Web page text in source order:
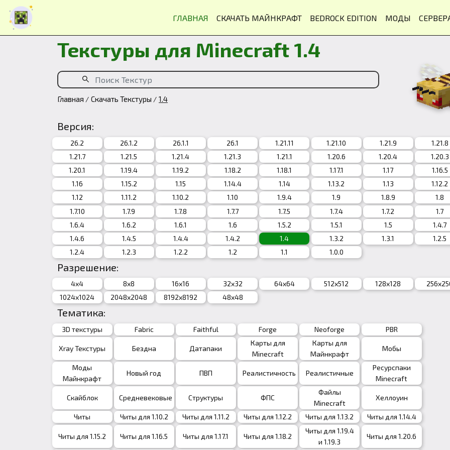
ГЛАВНАЯ СКАЧАТЬ МАЙНКРАФТ BEDROCK EDITION МОДЫ
Текстуры для Minecraft 1.4
Главная Скачать Текстуры 1.4
Версия:
26.2 26.1.2 26.1.1 26.1 1.21.11 1.21.10 1.21.9
1.21.8
1.21.7
1.21.5 1.21.4 1.21.3 1.21.1 1.20.6 1.20.4
1.20.3
1.20.1
1.19.4 1.19.2 1.18.2 1.18.1 1.17.1 1.17
1.16.5
1.16
1.15.2 1.15 1.14.4 1.14 1.13.2 1.13
1.12.2
1.12
1.11.2 1.10.2 1.10 1.9.4 1.9 1.8.9
1.8
1.7.10
1.7.9 1.7.8 1.7.7 1.7.5 1.7.4 1.7.2
1.7
1.6.4
1.6.2 1.6.1 1.6 1.5.2 1.5.1 1.5
1.4.7
1.4.6
1.4.5 1.4.4 1.4.2 1.4 1.3.2 1.3.1
1.2.5
1.2.4
1.2.3 1.2.2 1.2 1.1 1.0.0
Разрешение:
4x4 8x8 16x16 32x32 64x64 512x512 128x128
1024x1024
2048x2048 8192x8192 48x48
Тематика:
3D текстуры Fabric Faithful Forge Neoforge PBR
Xray Текстуры Бездна Датапаки
Карты для
Minecraft
Карты для
Майнкрафт
Мобы
Моды
Майнкрафт
Новый год ПВП Реалистичность Реалистичные
Ресурспаки
Minecraft
Скайблок Средневековые Структуры ФПС
Файлы
Minecraft
Хеллоуин
Читы Читы для 1.10.2 Читы для 1.11.2 Читы для 1.12.2 Читы для 1.13.2 Читы для 1.14.4
Читы для 1.15.2 Читы для 1.16.5 Читы для 1.17.1 Читы для 1.18.2
Читы для 1.19.4
и 1.19.3
Читы для 1.20.6